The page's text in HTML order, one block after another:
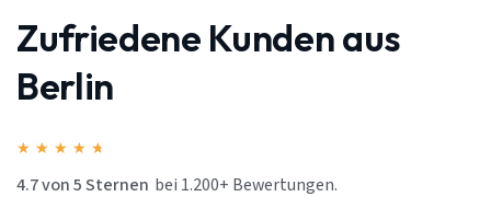
Zufriedene Kunden aus
Berlin
★ ★ ★ ★ ★
4.7 von 5 Sternen bei 1.200+ Bewertungen.